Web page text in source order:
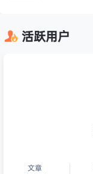
活跃用户
文章